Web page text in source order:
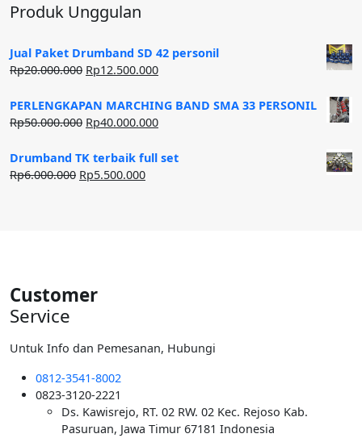
Produk Unggulan
Jual Paket Drumband SD 42 personil
Rp20.000.000 Harga
adalah:
Rp20.000.000.
Rp12.500.000Harga
ini
adalah:
PERLENGKAPAN MARCHING BAND SMA 33 PERSONIL
Rp50.000.000 Harga
adalah:
Rp50.000.000.
Rp40.000.000Harga
ini
Drumband TK terbaik full set
Rp6.000.000 Harga
Rp5.500.000Harga
Customer
Service
Untuk Info dan Pemesanan, Hubungi
0812-3541-8002
0823-3120-2221
Ds. Kawisrejo, RT. 02 RW. 02 Kec. Rejoso Kab.
Pasuruan, Jawa Timur 67181 Indonesia